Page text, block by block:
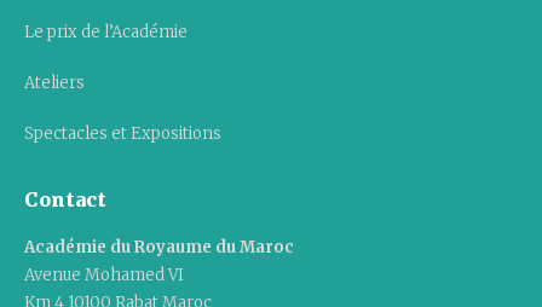
Le prix de l’Académie
Ateliers
Spectacles et Expositions
Contact
Académie du Royaume du Maroc
Avenue Mohamed VI
Km 4 10100 Rabat Maroc